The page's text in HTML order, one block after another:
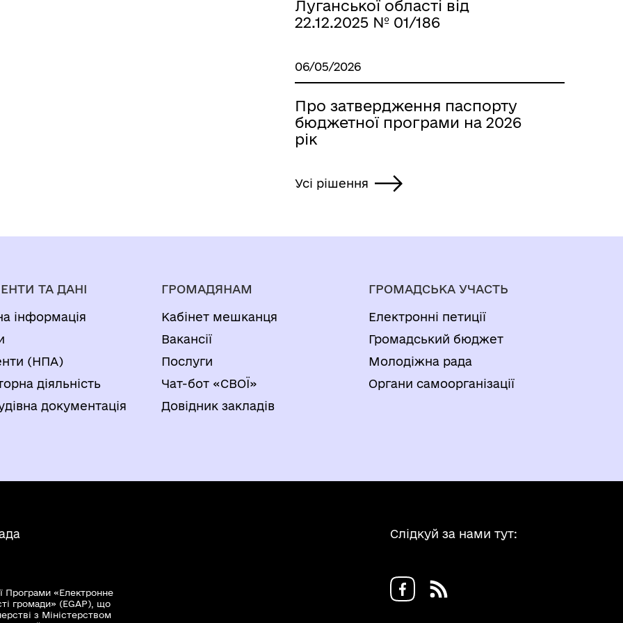
Луганської області від
22.12.2025 № 01/186
06/05/2026
Про затвердження паспорту
бюджетної програми на 2026
рік
Усі рішення
ТА ДАНІ
інформація
(НПА)
діяльність
документація
ГРОМАДЯНАМ
Кабінет мешканця
Вакансії
Послуги
Чат-бот «СВОЇ»
Довідник закладів
ГРОМАДСЬКА УЧАСТЬ
Електронні петиції
Громадський бюджет
Молодіжна рада
Органи самоорганізації
Програми «Електронне
громади» (EGAP), що
з Міністерством
Слідкуй за нами тут: